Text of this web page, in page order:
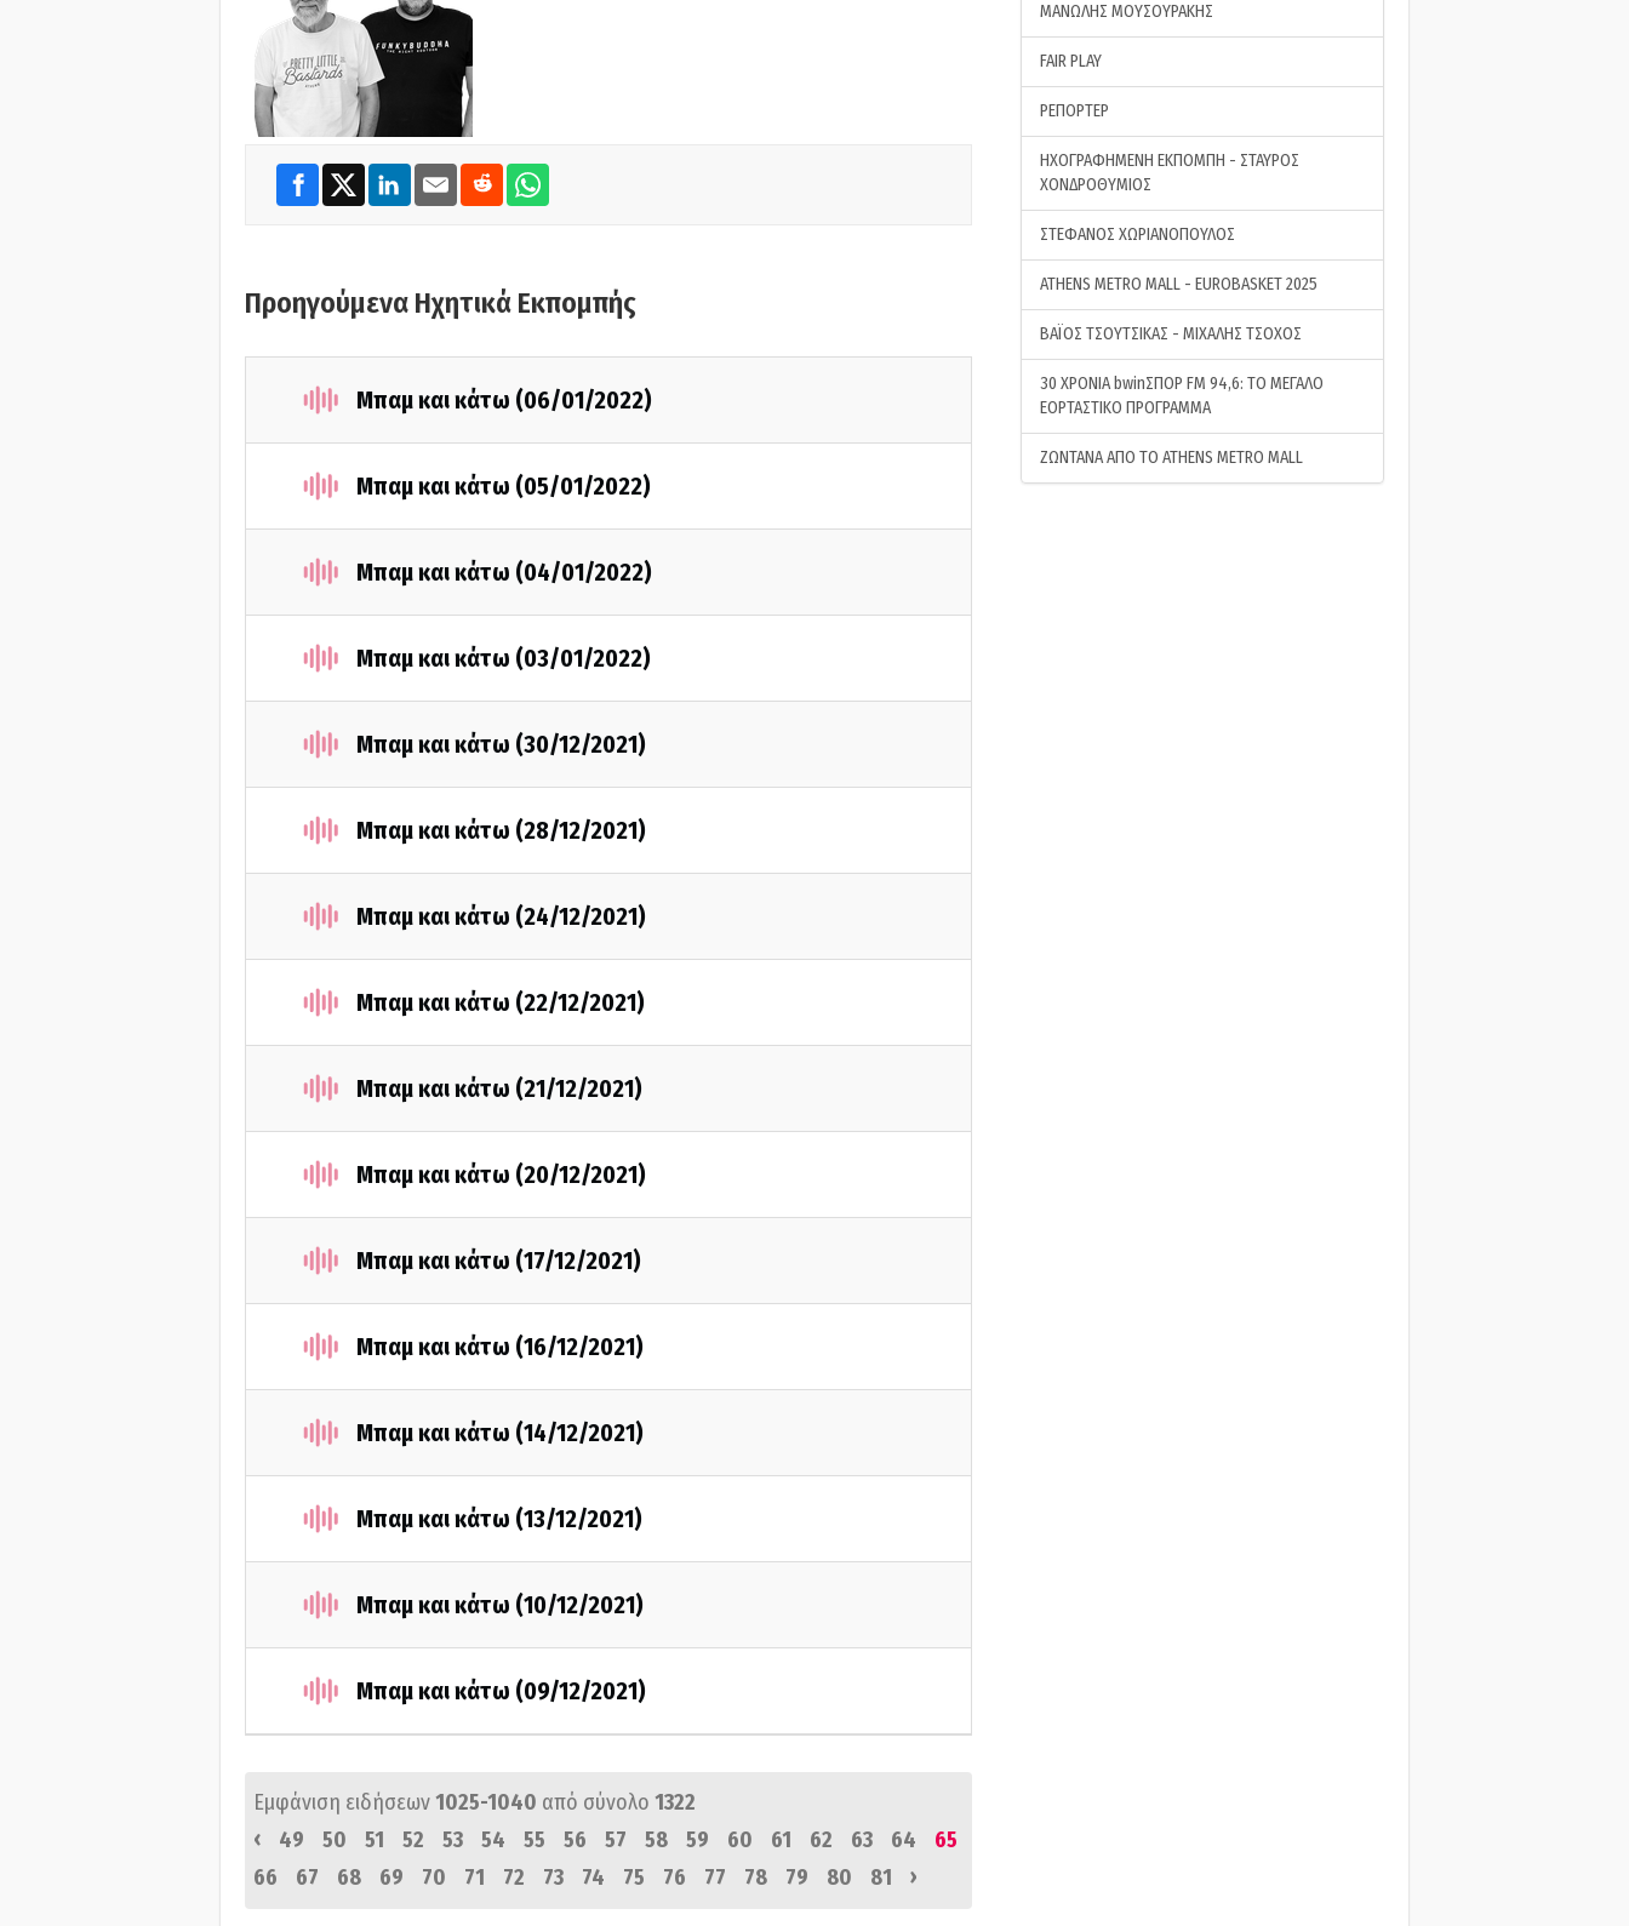
Προηγούμενα Ηχητικά Εκπομπής
Μπαμ και κάτω (06/01/2022)
Μπαμ και κάτω (05/01/2022)
Μπαμ και κάτω (04/01/2022)
Μπαμ και κάτω (03/01/2022)
Μπαμ και κάτω (30/12/2021)
Μπαμ και κάτω (28/12/2021)
Μπαμ και κάτω (24/12/2021)
Μπαμ και κάτω (22/12/2021)
Μπαμ και κάτω (21/12/2021)
Μπαμ και κάτω (20/12/2021)
Μπαμ και κάτω (17/12/2021)
Μπαμ και κάτω (16/12/2021)
Μπαμ και κάτω (14/12/2021)
Μπαμ και κάτω (13/12/2021)
Μπαμ και κάτω (10/12/2021)
Μπαμ και κάτω (09/12/2021)
Εμφάνιση ειδήσεων1025-1040 από σύνολο 1322
‹
49 50 51 52 53 54 55 56 57 58 59 60 61 62 63 64
65
66
67 68 69 70 71 72 73 74 75 76 77 78 79 80 81 ›
ΜΑΝΩΛΗΣ ΜΟΥΣΟΥΡΑΚΗΣ
FAIR PLAY
ΡΕΠΟΡΤΕΡ
ΗΧΟΓΡΑΦΗΜΕΝΗ ΕΚΠΟΜΠΗ - ΣΤΑΥΡΟΣ
ΧΟΝΔΡΟΘΥΜΙΟΣ
ΣΤΕΦΑΝΟΣ ΧΩΡΙΑΝΟΠΟΥΛΟΣ
ATHENS METRO MALL - EUROBASKET 2025
ΒΑΪΟΣ ΤΣΟΥΤΣΙΚΑΣ - ΜΙΧΑΛΗΣ ΤΣΟΧΟΣ
30 ΧΡΟΝΙΑ bwinΣΠΟΡ FM 94,6: ΤΟ ΜΕΓΑΛΟ
ΕΟΡΤΑΣΤΙΚΟ ΠΡΟΓΡΑΜΜΑ
ΖΩΝΤΑΝΑ ΑΠΟ ΤΟ ATHENS METRO MALL